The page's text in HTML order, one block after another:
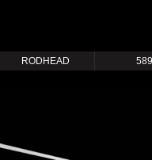
RODHEAD 589